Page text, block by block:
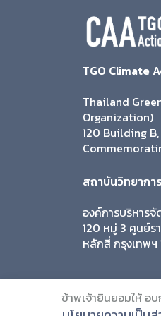
TGO Climate
Thailand
Organization)
120 Building
สถาบันวิทยากา
องค์การบริหาร
120 หมู่ 3 ศูนย์ร
หลักสี่ กรุงเทพฯ
© 2019 Citc. All
ข้าพเจ้ายินยอมให้ อ